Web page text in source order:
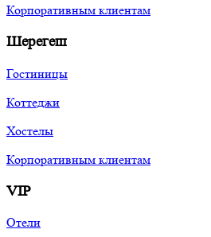
Корпоративным клиентам
Шерегеш
Гостиницы
Коттеджи
Хостелы
Корпоративным клиентам
VIP
Отели